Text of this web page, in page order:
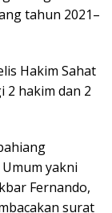
tahun 2021–
Hakim Sahat
2 hakim dan 2
yakni
Fernando,
surat